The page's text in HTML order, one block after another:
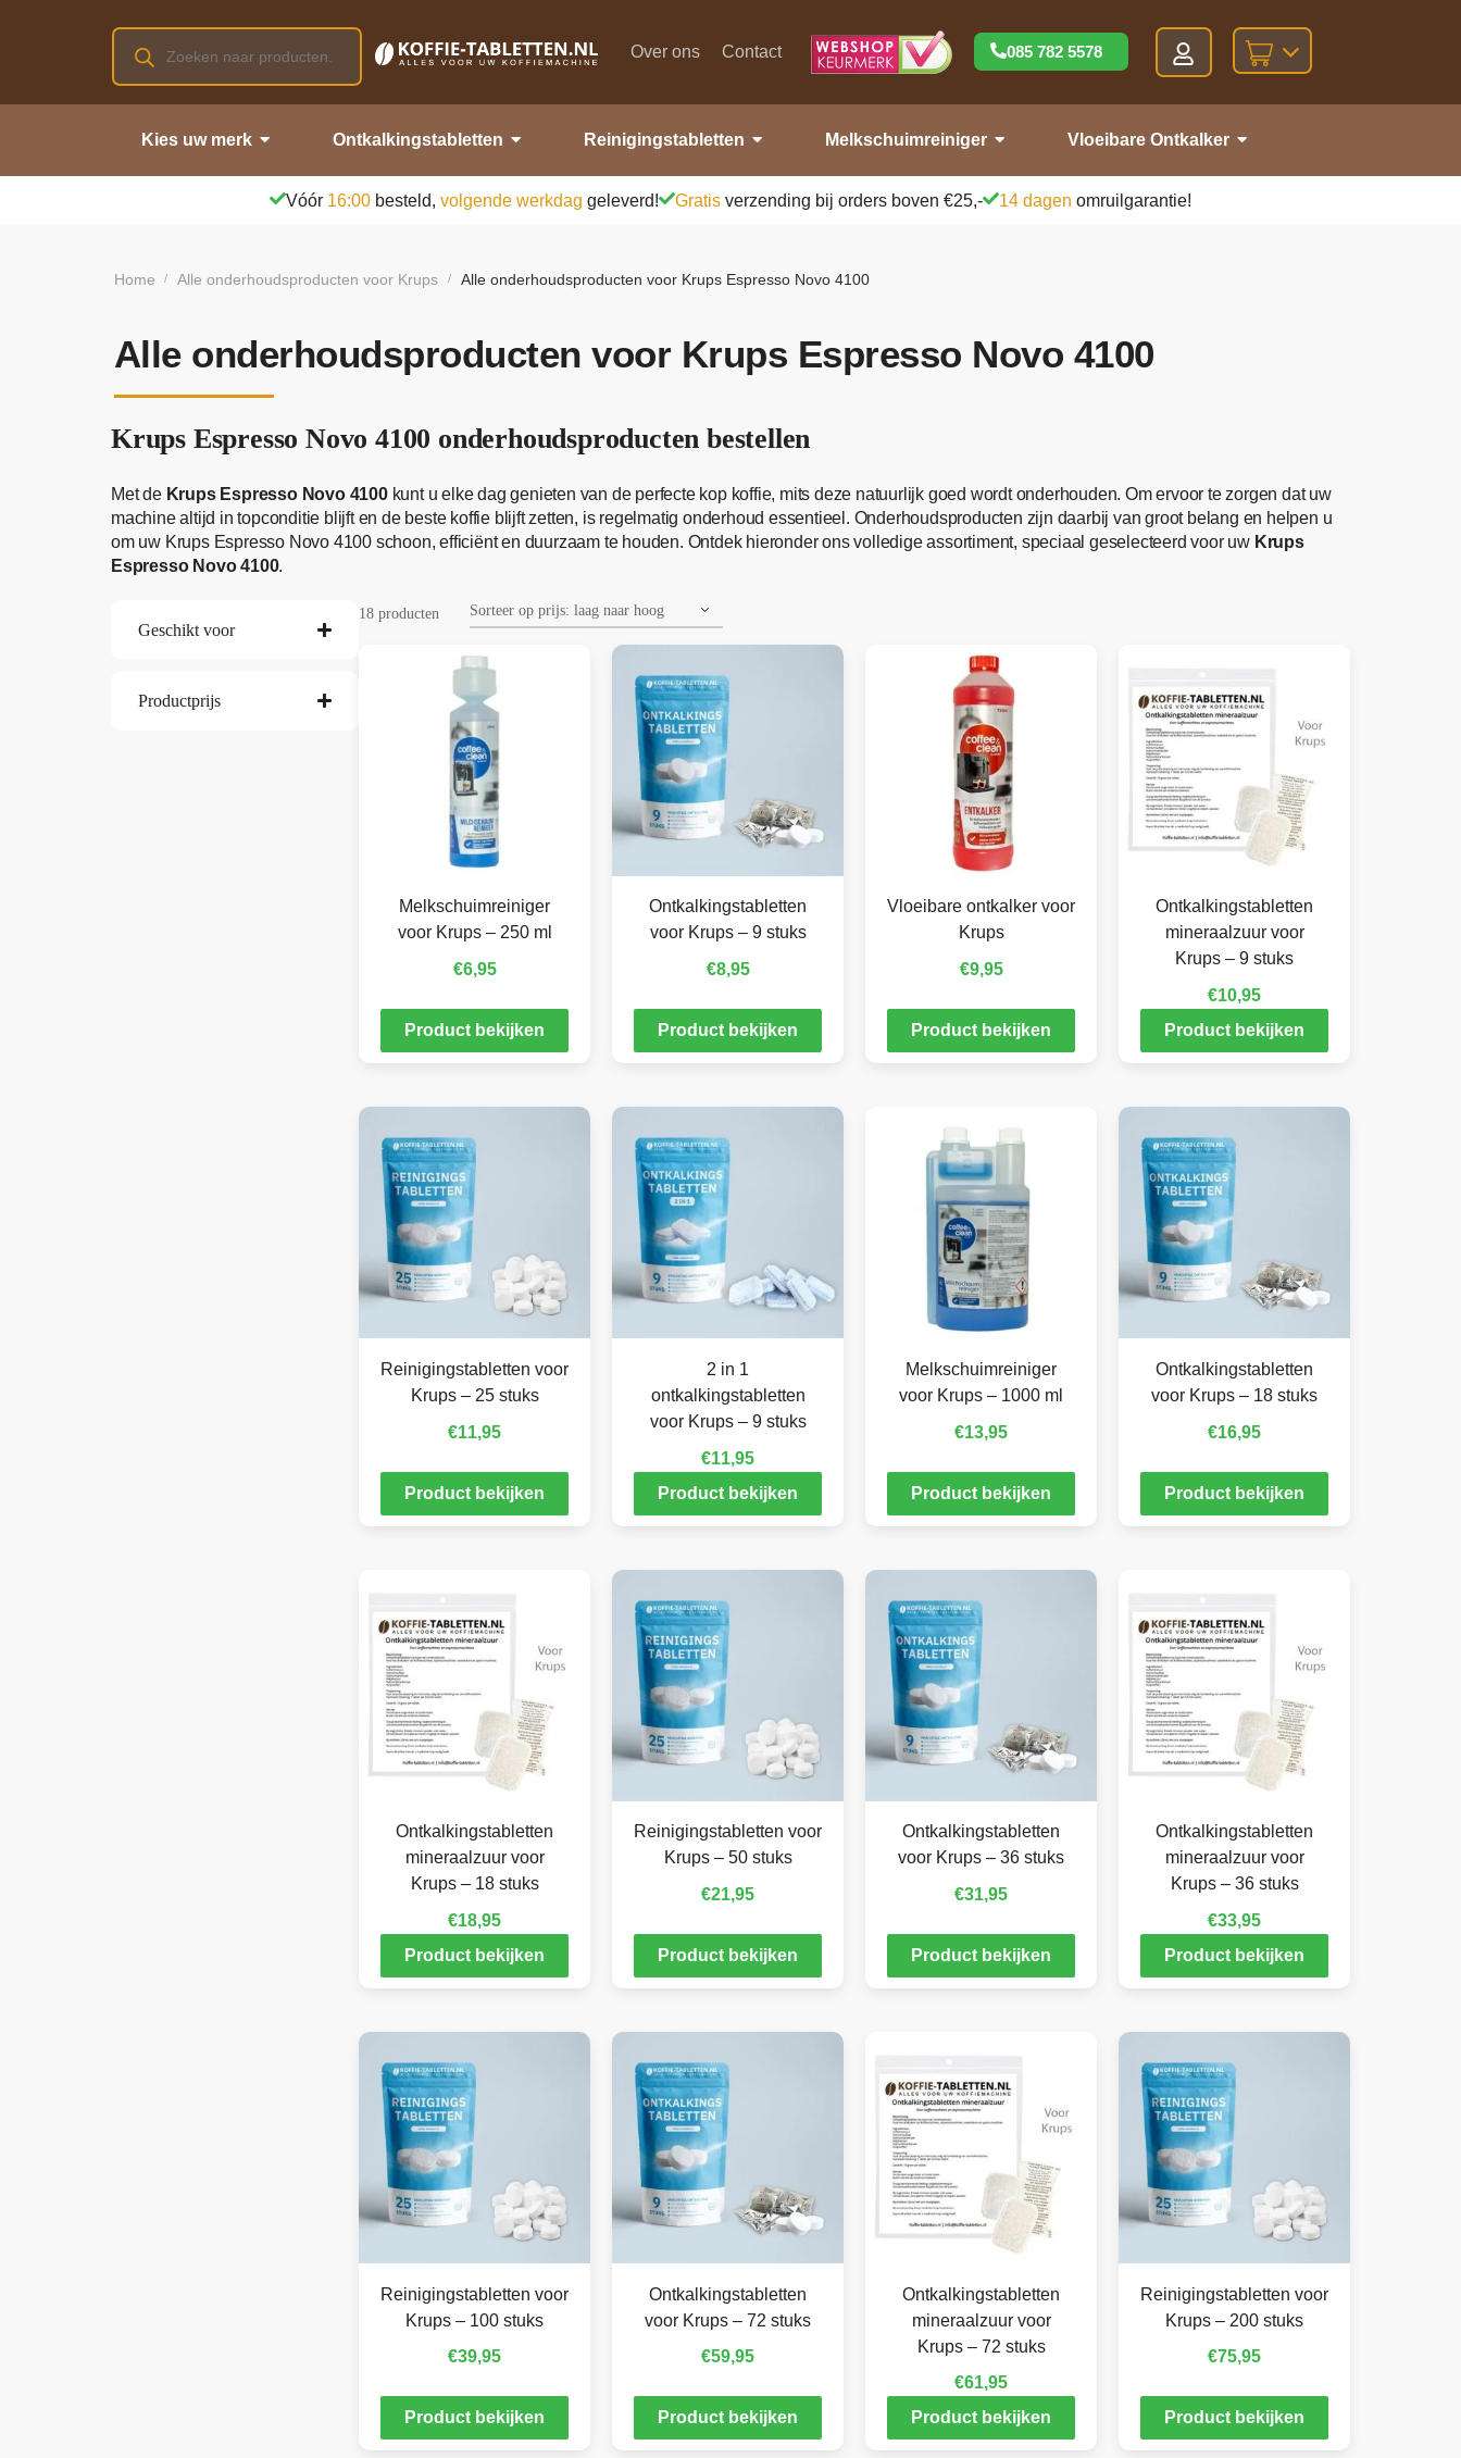
Over ons Contact 085 782 5578
Kies uw merk Ontkalkingstabletten Reinigingstabletten Melkschuimreiniger Vloeibare Ontkalker
Vóór 16:00 besteld, volgende werkdag geleverd! Gratis verzending bij orders boven €25,- 14 dagen omruilgarantie!
Home / Alle onderhoudsproducten voor Krups / Alle onderhoudsproducten voor Krups Espresso Novo 4100
Alle onderhoudsproducten voor Krups Espresso Novo 4100
Krups Espresso Novo 4100 onderhoudsproducten bestellen
Met de Krups Espresso Novo 4100kunt u elke dag genieten van de perfecte kop koffie, mits deze natuurlijk goed wordt onderhouden. Om ervoor te zorgen dat uw
machine altijd in topconditie blijft en de beste koffie blijft zetten, is regelmatig onderhoud essentieel. Onderhoudsproducten zijn daarbij van groot belang en helpen u
om uw Krups Espresso Novo 4100 schoon, efficiënt en duurzaam te houden. Ontdek hieronder ons volledige assortiment, speciaal geselecteerd voor uw Krups
Espresso Novo 4100.
Geschikt voor
Productprijs
18 producten
Melkschuimreiniger
voor Krups – 250 ml
€6,95
Product bekijken
Ontkalkingstabletten
voor Krups – 9 stuks
€8,95
Product bekijken
Vloeibare ontkalker voor
Krups
€9,95
Product bekijken
Ontkalkingstabletten
mineraalzuur voor
Krups – 9 stuks
€10,95
Product bekijken
Reinigingstabletten voor
Krups – 25 stuks
€11,95
Product bekijken
2 in 1
ontkalkingstabletten
voor Krups – 9 stuks
€11,95
Product bekijken
Melkschuimreiniger
voor Krups – 1000 ml
€13,95
Product bekijken
Ontkalkingstabletten
voor Krups – 18 stuks
€16,95
Product bekijken
Ontkalkingstabletten
mineraalzuur voor
Krups – 18 stuks
€18,95
Product bekijken
Reinigingstabletten voor
Krups – 50 stuks
€21,95
Product bekijken
Ontkalkingstabletten
voor Krups – 36 stuks
€31,95
Product bekijken
Ontkalkingstabletten
mineraalzuur voor
Krups – 36 stuks
€33,95
Product bekijken
Reinigingstabletten voor
Krups – 100 stuks
€39,95
Product bekijken
Ontkalkingstabletten
voor Krups – 72 stuks
€59,95
Product bekijken
Ontkalkingstabletten
mineraalzuur voor
Krups – 72 stuks
€61,95
Product bekijken
Reinigingstabletten voor
Krups – 200 stuks
€75,95
Product bekijken